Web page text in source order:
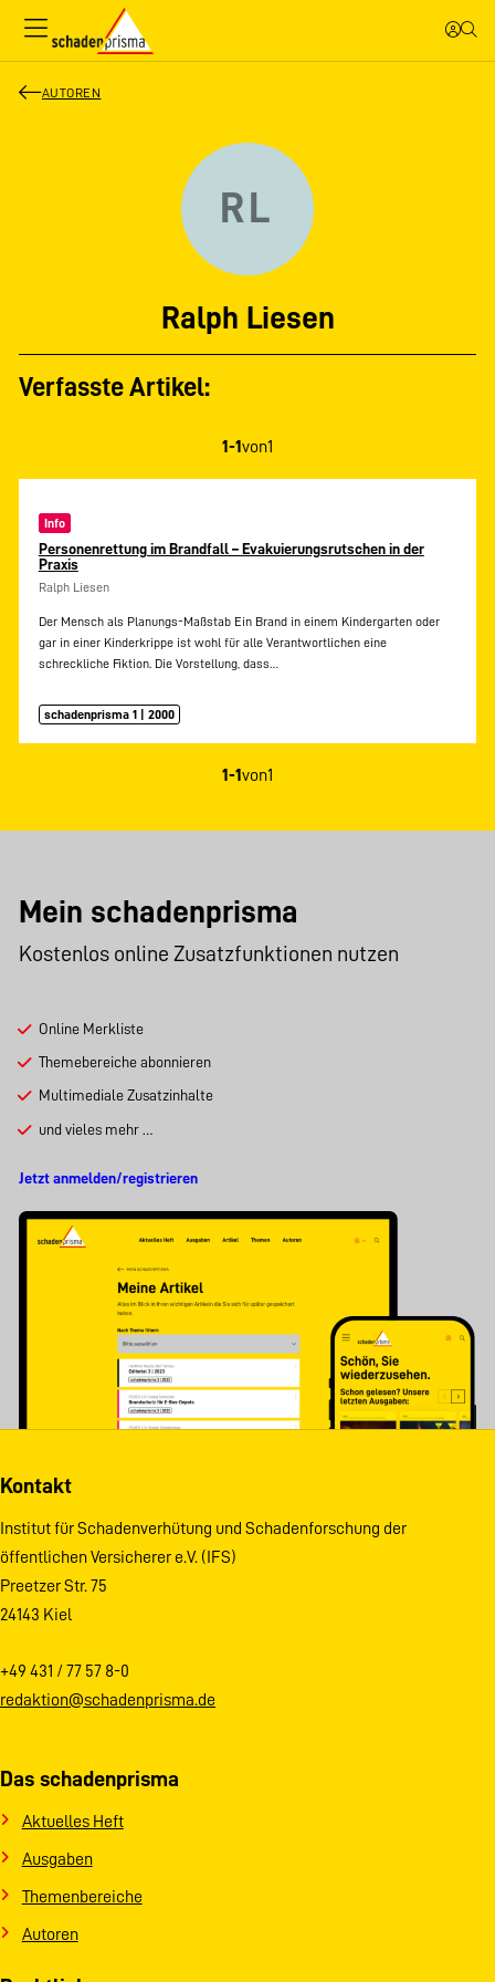
AUTOREN
RL
Ralph Liesen
Verfasste Artikel:
1-1von1
Info
Personenrettung im Brandfall – Evakuierungsrutschen in der
Praxis
Ralph Liesen
Der Mensch als Planungs-Maßstab Ein Brand in einem Kindergarten oder
gar in einer Kinderkrippe ist wohl für alle Verantwortlichen eine
schreckliche Fiktion. Die Vorstellung, dass…
schadenprisma 1 | 2000
1-1von1
Mein schadenprisma
Kostenlos online Zusatzfunktionen nutzen
Online Merkliste
Themebereiche abonnieren
Multimediale Zusatzinhalte
und vieles mehr …
Jetzt anmelden/registrieren
Kontakt
Institut für Schadenverhütung und Schadenforschung der
öffentlichen Versicherer e.V. (IFS)
Preetzer Str. 75
24143 Kiel
+49 431 / 77 57 8-0
redaktion@schadenprisma.de
Das schadenprisma
Aktuelles Heft
Ausgaben
Themenbereiche
Autoren